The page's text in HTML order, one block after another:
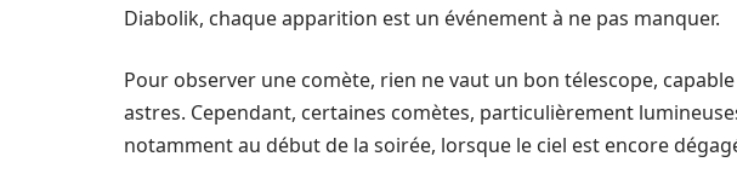
Diabolik, chaque apparition est un événement à ne pas manquer.
Pour observer une comète, rien ne vaut un bon télescope,
astres. Cependant, certaines comètes, particulièrement
notamment au début de la soirée, lorsque le ciel est encore